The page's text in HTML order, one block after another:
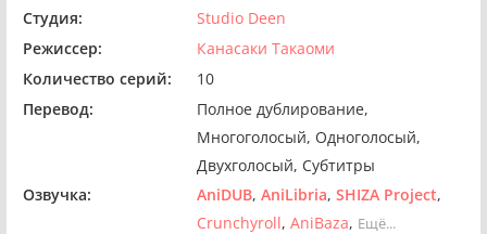
Студия:
Studio Deen
Режиссер:
Канасаки Такаоми
Количество серий:
10
Перевод:
Полное дублирование
Многоголосый Одноголосый
Двухголосый Субтитры
Озвучка:
AniDUB AniLibria SHIZA Project
Crunchyroll AniBaza Ещё...